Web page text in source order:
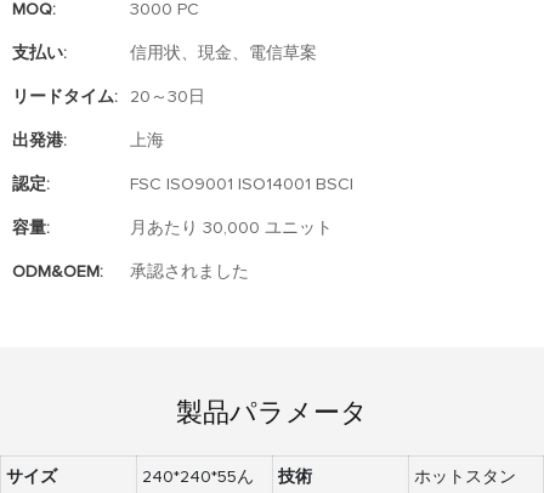
MOQ: 3000 PC
支払い: 信用状、現金、電信草案
リードタイム: 20～30日
出発港: 上海
認定: FSC ISO9001 ISO14001 BSCI
容量: 月あたり 30,000 ユニット
ODM&OEM: 承認されました
製品パラメータ
サイズ
240*240*55ん
技術
ホットスタン